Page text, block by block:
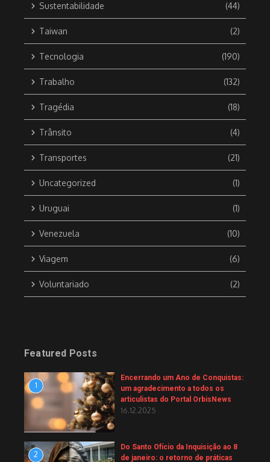
Sustentabilidade (44)
Taiwan (2)
Tecnologia (190)
Trabalho (132)
Tragédia (18)
Trânsito (4)
Transportes (21)
Uncategorized (1)
Uruguai (1)
Venezuela (10)
Viagem (6)
Voluntariado (2)
Featured Posts
1
Encerrando um Ano de Conquistas:
um agradecimento a todos os
articulistas do Portal OrbisNews
16.12.2025
2
Do Santo Ofício da Inquisição ao 8
de janeiro: o retorno de práticas